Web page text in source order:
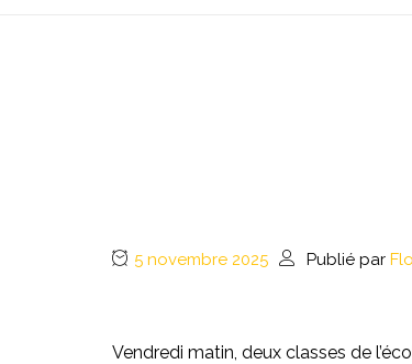
5 novembre 2025 Publié par
Vendredi matin, deux classes de